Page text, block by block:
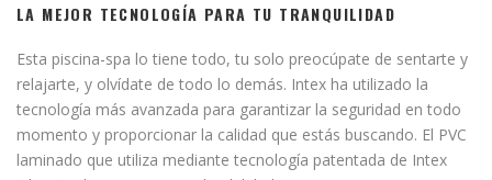
LA MEJOR TECNOLOGÍA PARA TU TRANQUILIDAD
Esta piscina-spa lo tiene todo, tu solo preocúpate de sentarte y
relajarte, y olvídate de todo lo demás. Intex ha utilizado la
tecnología más avanzada para garantizar la seguridad en todo
momento y proporcionar la calidad que estás buscando. El PVC
laminado que utiliza mediante tecnología patentada de Intex